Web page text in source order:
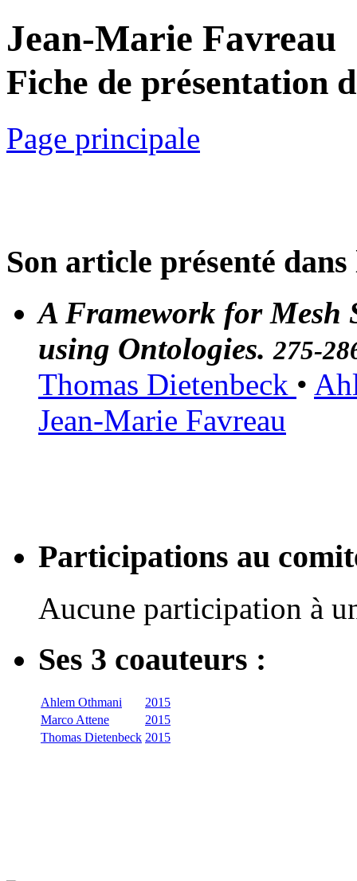
Jean-Marie Favreau
Fiche de présentation
Page principale
Son article présenté
A Framework for Mesh
using Ontologies.275-
Thomas Dietenbeck •
Jean-Marie Favreau
Participations au
Aucune participation à
Ses 3 coauteurs :
Ahlem Othmani
2015
Marco Attene
2015
Thomas Dietenbeck 2015